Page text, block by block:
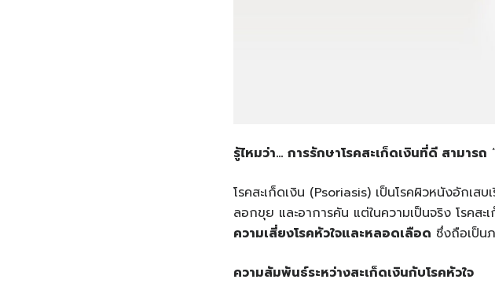
รู้ไหมว่า… การรักษาโรคสะเก็ดเงินที่ดี สามารถ
โรคสะเก็ดเงิน (Psoriasis) เป็นโรคผิวหนังอักเ
ลอกขุย และอาการคัน แต่ในความเป็นจริง โรคส
ความเสี่ยงโรคหัวใจและหลอดเลือด ซึ่งถือเป็น
ความสัมพันธ์ระหว่างสะเก็ดเงินกับโรคหัวใจ